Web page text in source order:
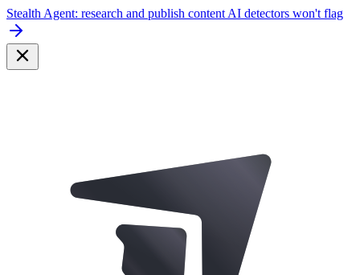
Stealth Agent: research and publish content AI detectors won't flag